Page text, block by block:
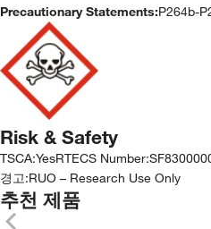
Precautionary Statements:P264b-
Risk & Safety
TSCA:YesRTECS Number:
경고:RUO – Research Use Only
추천 제품